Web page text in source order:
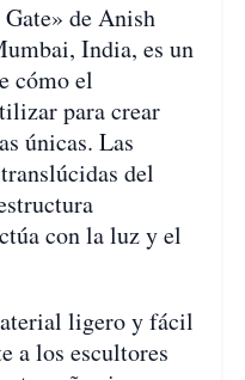
de Anish
India, es un
cómo el
para crear
únicas. Las
del
con la luz y el
ligero y fácil
a los escultores